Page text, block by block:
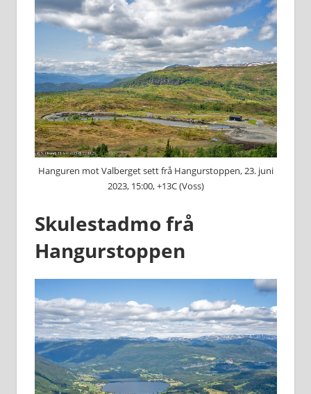
Hanguren mot Valberget sett frå Hangurstoppen, 23. juni
2023, 15:00, +13C (Voss)
Skulestadmo frå
Hangurstoppen